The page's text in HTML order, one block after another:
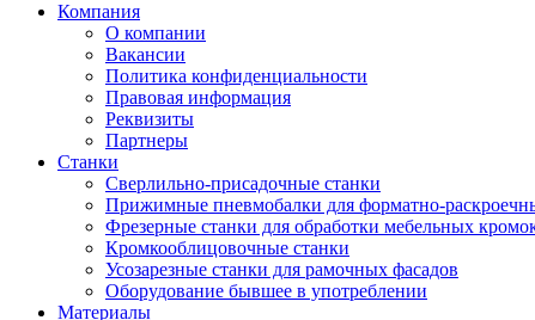
Компания
О компании
Вакансии
Политика конфиденциальности
Правовая информация
Реквизиты
Партнеры
Станки
Сверлильно-присадочные станки
Прижимные пневмобалки для форматно-
Фрезерные станки для обработки мебельных
Кромкооблицовочные станки
Усозарезные станки для рамочных фасадов
Оборудование бывшее в употреблении
Материалы